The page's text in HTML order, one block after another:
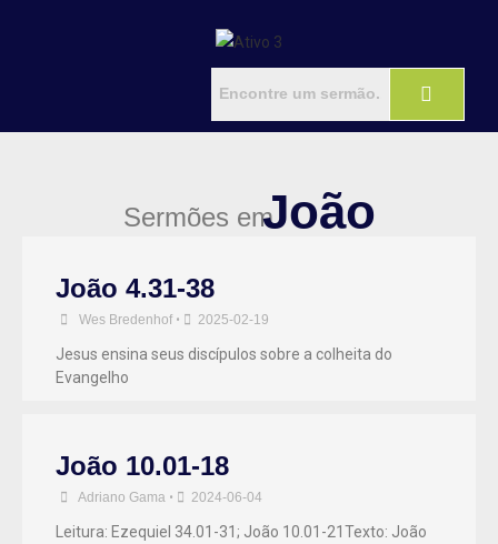
Sermões emJoão
João 4.31-38
Wes Bredenhof • 2025-02-19
Jesus ensina seus discípulos sobre a colheita do
Evangelho
João 10.01-18
Adriano Gama • 2024-06-04
Leitura: Ezequiel 34.01-31; João 10.01-21Texto: João